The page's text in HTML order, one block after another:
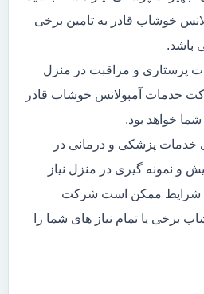
خوشاب قادر به تامین برخی
باشد.
پرستاری و مراقبت در منزل
خدمات آمبولانس خوشاب قادر
شما خواهد بود.
خدمات پزشکی و درمانی در
و نمونه گیری در منزل نیاز
به شرایط ممکن است شرکت
برخی یا تمام نیاز های شما را